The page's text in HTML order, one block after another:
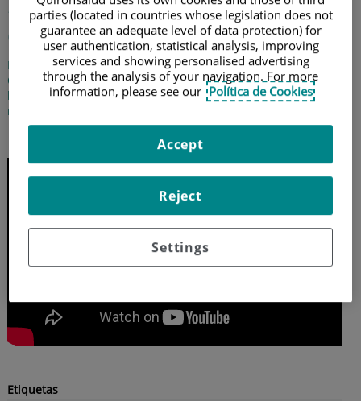
empieza
El doctor Jaime Rodríguez Vico, coordinador de la Unidad de
Cefaleas del Hospital Universitario Fundación Jiménez Díaz, nos
habla de este tipo de cefalea y cómo empieza una crisis de
migraña
9 de septiembre de 2025
Etiquetas
parties (located in countries whose legislation does not
guarantee an adequate level of data protection) for
user authentication, statistical analysis, improving
services and showing personalised advertising
through the analysis of your navigation. For more
information, please see our Política de Cookies
Settings
Reject
Accept